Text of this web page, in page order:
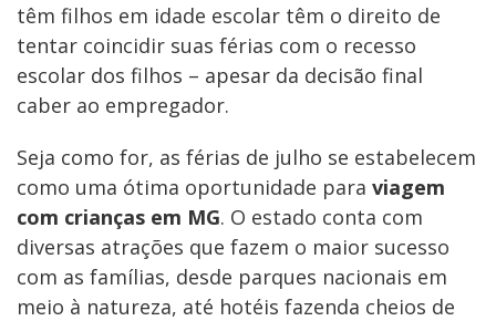
têm filhos em idade escolar têm o direito de
tentar coincidir suas férias com o recesso
escolar dos filhos – apesar da decisão final
caber ao empregador.
Seja como for, as férias de julho se estabelecem
como uma ótima oportunidade para viagem
com crianças em MG. O estado conta com
diversas atrações que fazem o maior sucesso
com as famílias, desde parques nacionais em
meio à natureza, até hotéis fazenda cheios de